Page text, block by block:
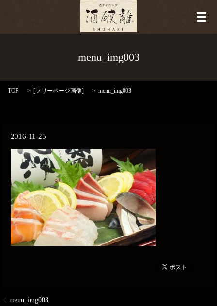
メ
menu_img003
TOP [フリーページ画像] menu_img003
2016-11-25
menu_img003